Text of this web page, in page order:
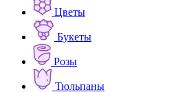
Цветы
Букеты
Розы
Тюльпаны